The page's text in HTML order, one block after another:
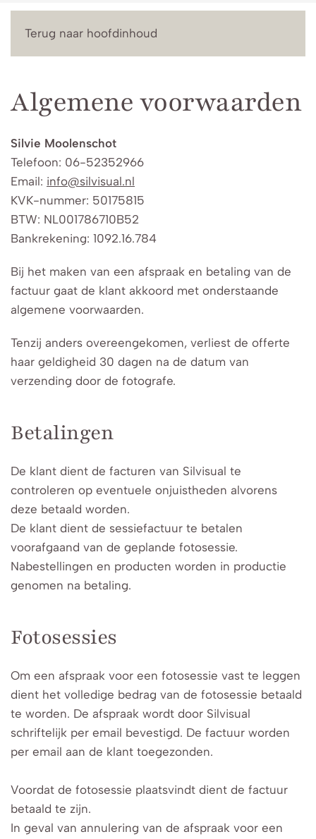
Terug naar hoofdinhoud
Algemene voorwaarden
Silvie Moolenschot
Telefoon: 06-52352966
Email: info@silvisual.nl
KVK-nummer: 50175815
BTW: NL001786710B52
Bankrekening: 1092.16.784
Bij het maken van een afspraak en betaling van de
factuur gaat de klant akkoord met onderstaande
algemene voorwaarden.
Tenzij anders overeengekomen, verliest de offerte
haar geldigheid 30 dagen na de datum van
verzending door de fotografe.
Betalingen
De klant dient de facturen van Silvisual te
controleren op eventuele onjuistheden alvorens
deze betaald worden.
De klant dient de sessiefactuur te betalen
voorafgaand van de geplande fotosessie.
Nabestellingen en producten worden in productie
genomen na betaling.
Fotosessies
Om een afspraak voor een fotosessie vast te leggen
dient het volledige bedrag van de fotosessie betaald
te worden. De afspraak wordt door Silvisual
schriftelijk per email bevestigd. De factuur worden
per email aan de klant toegezonden.
Voordat de fotosessie plaatsvindt dient de factuur
betaald te zijn.
In geval van annulering van de afspraak voor een